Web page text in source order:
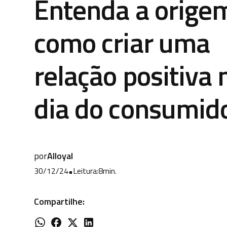
Entenda a
como criar uma
relação positiva
dia do
porAlloyal
30/12/24•Leitura:8min.
Compartilhe: